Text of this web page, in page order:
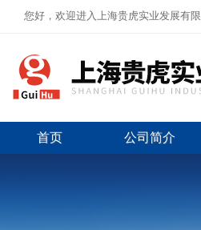
您好，欢迎进入上海贵虎实业发展有限
首页 公司简介